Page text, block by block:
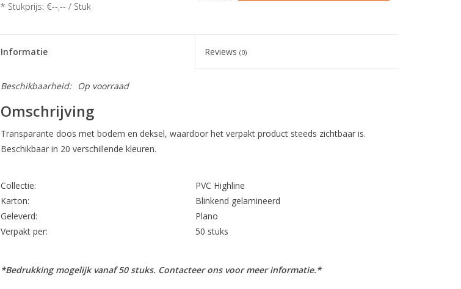
* Stukprijs: €--,-- / Stuk
Informatie Reviews(0)
Beschikbaarheid: Op voorraad
Omschrijving
Transparante doos met bodem en deksel, waardoor het verpakt product steeds zichtbaar is.
Beschikbaar in 20 verschillende kleuren.
Collectie:
PVC Highline
Karton:
Blinkend gelamineerd
Geleverd:
Plano
Verpakt per:
50 stuks
*Bedrukking mogelijk vanaf 50 stuks. Contacteer ons voor meer informatie.*